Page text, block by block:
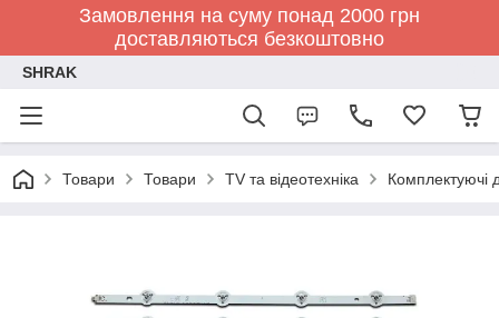
Замовлення на суму понад 2000 грн
доставляються безкоштовно
SHRAK
Товари Товари TV та відеотехніка Комплектуючі